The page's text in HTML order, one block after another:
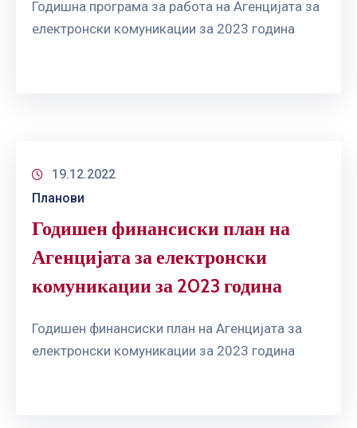
Годишна програма за работа на Агенцијата за
електронски комуникации за 2023 година
19.12.2022
Планови
Годишен финансиски план на
Агенцијата за електронски
комуникации за 2023 година
Годишен финансиски план на Агенцијата за
електронски комуникации за 2023 година